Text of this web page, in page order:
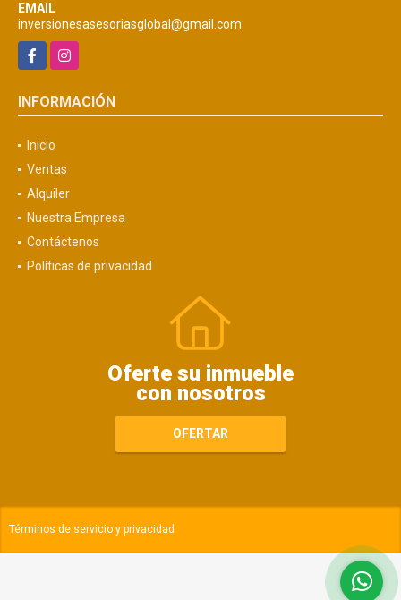
EMAIL
inversionesasesoriasglobal@gmail.com
FacebookInstagram
INFORMACIÓN
Inicio
Ventas
Alquiler
Nuestra Empresa
Contáctenos
Políticas de privacidad
Oferte su inmueble
con nosotros
OFERTAR
Términos de servicio y privacidad